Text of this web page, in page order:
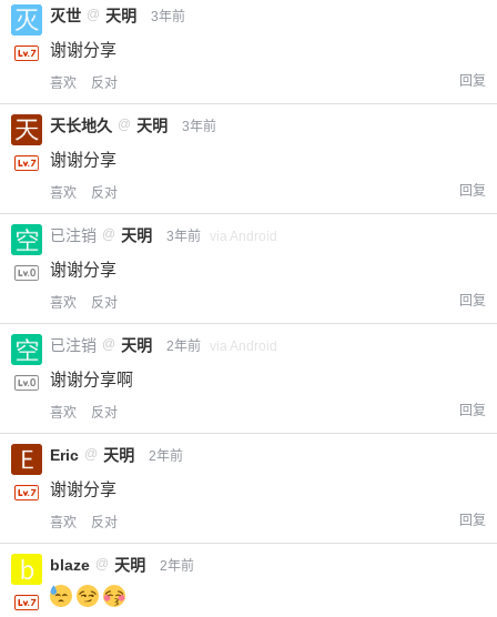
立刻支付
灭世 @ 天明 3年前
谢谢分享
喜欢 反对 回复
天长地久 @ 天明 3年前
谢谢分享
喜欢 反对 回复
已注销 @ 天明 3年前 via Android
谢谢分享
喜欢 反对 回复
已注销 @ 天明 2年前 via Android
谢谢分享啊
喜欢 反对 回复
Eric @ 天明 2年前
谢谢分享
喜欢 反对 回复
blaze @ 天明 2年前
忘记密码？找回 已有帐号？登录